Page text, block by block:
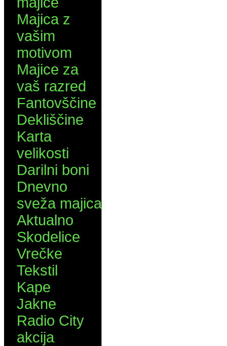
Majica z
vašim
motivom
Majice za
vaš razred
Fantovščine
Dekliščine
Karta
velikosti
Darilni boni
Dnevno
sveža majica
Aktualno
Skodelice
Vrečke
Tekstil
Kape
Jakne
Radio City
akcija